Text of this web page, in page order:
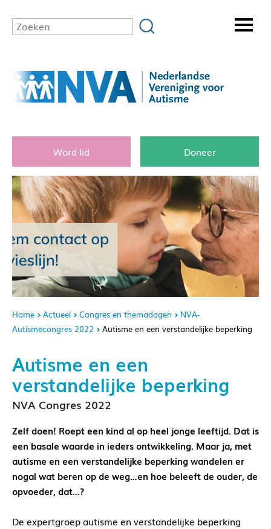
Word lid Doneer
Home Actueel Congres en themadagen
NVA-
Autismecongres 2022
Autisme en een verstandelijke beperking
Autisme en een
verstandelijke beperking
NVA Congres 2022
Zelf doen! Roept een kind al op heel jonge leeftijd. Dat is
een basale waarde in ieders ontwikkeling. Maar ja, met
autisme en een verstandelijke beperking wandelen er
nogal wat beren op de weg…en hoe beleeft de ouder, de
opvoeder, dat…?
De expertgroep autisme en verstandelijke beperking